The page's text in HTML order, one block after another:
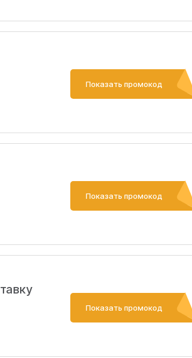
Показать промокод
Показать промокод
Показать промокод